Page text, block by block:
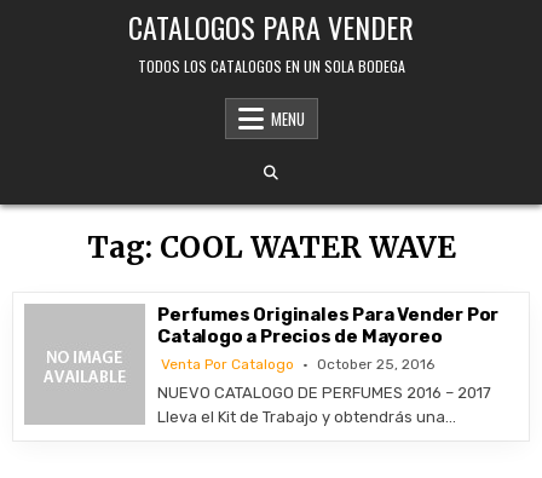
CATALOGOS PARA VENDER
TODOS LOS CATALOGOS EN UN SOLA BODEGA
MENU
Tag: COOL WATER WAVE
Perfumes Originales Para Vender Por
Catalogo a Precios de Mayoreo
Venta Por Catalogo October 25, 2016
NUEVO CATALOGO DE PERFUMES 2016 – 2017
Lleva el Kit de Trabajo y obtendrás una…